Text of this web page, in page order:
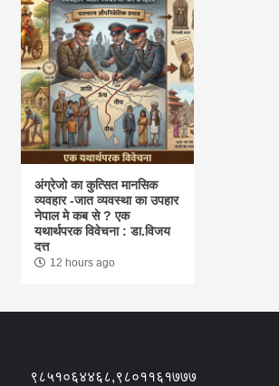
अंग्रेजो का कुत्सित मानसिक
व्यवहार -जात व्यवस्था का उपहार
नेपाल मे कब से ? एक
यथार्थपरक विवेचना : डा.विजय
दत्त
12 hours ago
९८५१०६४४६८,९८०११६१७७७